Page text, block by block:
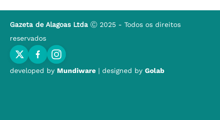
Gazeta de Alagoas Ltda Ⓒ 2025 - Todos os direitos
reservados
developed by Mundiware | designed by Golab